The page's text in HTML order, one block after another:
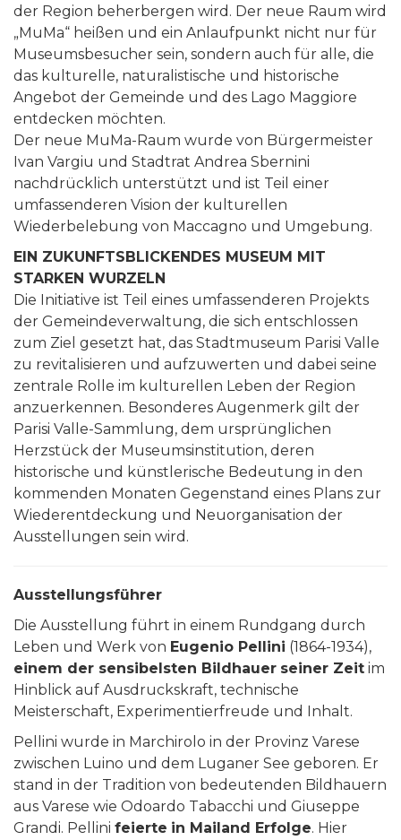
der Region beherbergen wird. Der neue Raum wird
„MuMa“ heißen und ein Anlaufpunkt nicht nur für
Museumsbesucher sein, sondern auch für alle, die
das kulturelle, naturalistische und historische
Angebot der Gemeinde und des Lago Maggiore
entdecken möchten.
Der neue MuMa-Raum wurde von Bürgermeister
Ivan Vargiu und Stadtrat Andrea Sbernini
nachdrücklich unterstützt und ist Teil einer
umfassenderen Vision der kulturellen
Wiederbelebung von Maccagno und Umgebung.
EIN ZUKUNFTSBLICKENDES MUSEUM MIT
STARKEN WURZELN
Die Initiative ist Teil eines umfassenderen Projekts
der Gemeindeverwaltung, die sich entschlossen
zum Ziel gesetzt hat, das Stadtmuseum Parisi Valle
zu revitalisieren und aufzuwerten und dabei seine
zentrale Rolle im kulturellen Leben der Region
anzuerkennen. Besonderes Augenmerk gilt der
Parisi Valle-Sammlung, dem ursprünglichen
Herzstück der Museumsinstitution, deren
historische und künstlerische Bedeutung in den
kommenden Monaten Gegenstand eines Plans zur
Wiederentdeckung und Neuorganisation der
Ausstellungen sein wird.
Ausstellungsführer
Die Ausstellung führt in einem Rundgang durch
Leben und Werk von Eugenio Pellini (1864-1934),
einem der sensibelsten Bildhauer seiner Zeit im
Hinblick auf Ausdruckskraft, technische
Meisterschaft, Experimentierfreude und Inhalt.
Pellini wurde in Marchirolo in der Provinz Varese
zwischen Luino und dem Luganer See geboren. Er
stand in der Tradition von bedeutenden Bildhauern
aus Varese wie Odoardo Tabacchi und Giuseppe
Grandi. Pellini feierte in Mailand Erfolge. Hier